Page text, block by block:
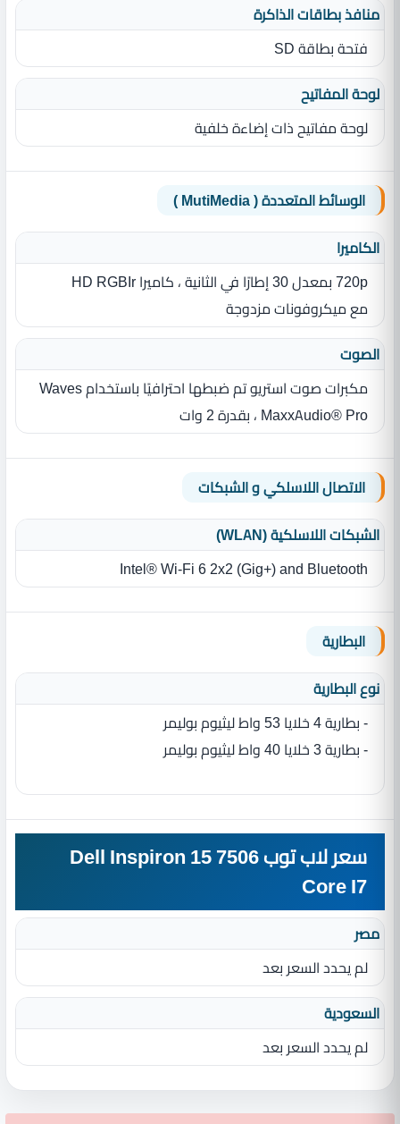
منافذ بطاقات الذاكرة
فتحة بطاقة SD
لوحة المفاتيح
لوحة مفاتيح ذات إضاءة خلفية
الوسائط المتعددة ( MutiMedia )
الكاميرا
720p بمعدل 30 إطارًا في الثانية ، كاميرا HD RGBIr
مع ميكروفونات مزدوجة
الصوت
مكبرات صوت استريو تم ضبطها احترافيًا باستخدام Waves
MaxxAudio® Pro ، بقدرة 2 وات
الاتصال اللاسلكي و الشبكات
الشبكات اللاسلكية (WLAN)
Intel® Wi-Fi 6 2x2 (Gig+) and Bluetooth
البطارية
نوع البطارية‏
- بطارية 4 خلايا 53 واط ليثيوم بوليمر
- بطارية 3 خلايا 40 واط ليثيوم بوليمر
سعر لاب توب Dell Inspiron 15 7506
Core I7
مصر
لم يحدد السعر بعد
السعودية
لم يحدد السعر بعد